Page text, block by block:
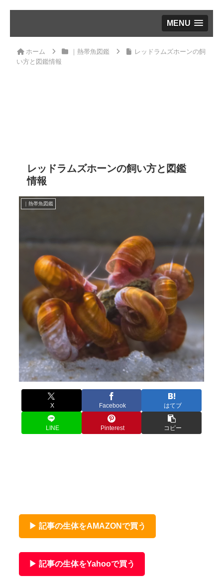
MENU
ホーム ｜熱帯魚図鑑
レッドラムズホーンの飼
い方と図鑑情報
レッドラムズホーンの飼い方と図鑑
情報
｜熱帯魚図鑑
X Facebook はてブ
LINE Pinterest コピー
▶ 記事の生体をAMAZONで買う
▶ 記事の生体をYahooで買う